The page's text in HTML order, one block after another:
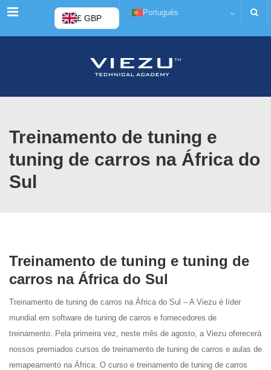
Cardápio £ GBP
Português
Treinamento de tuning e
tuning de carros na África do
Sul
Treinamento de tuning e tuning de
carros na África do Sul
Treinamento de tuning de carros na África do Sul – A Viezu é líder
mundial em software de tuning de carros e fornecedores de
treinamento. Pela primeira vez, neste mês de agosto, a Viezu oferecerá
nossos premiados cursos de treinamento de tuning de carros e aulas de
remapeamento na África. O curso e treinamento de tuning de carros